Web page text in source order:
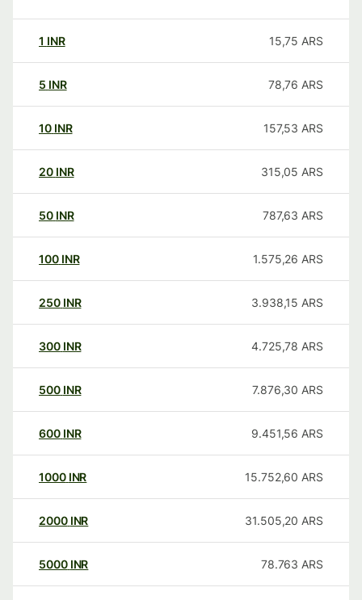
1 INR 15,75 ARS
5 INR 78,76 ARS
10 INR 157,53 ARS
20 INR 315,05 ARS
50 INR 787,63 ARS
100 INR 1.575,26 ARS
250 INR 3.938,15 ARS
300 INR 4.725,78 ARS
500 INR 7.876,30 ARS
600 INR 9.451,56 ARS
1000 INR 15.752,60 ARS
2000 INR 31.505,20 ARS
5000 INR 78.763 ARS